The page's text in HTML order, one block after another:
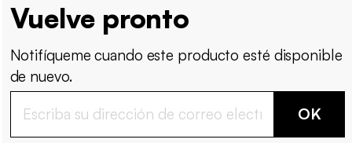
Vuelve pronto
Notifíqueme cuando este producto esté disponible
de nuevo.
OK